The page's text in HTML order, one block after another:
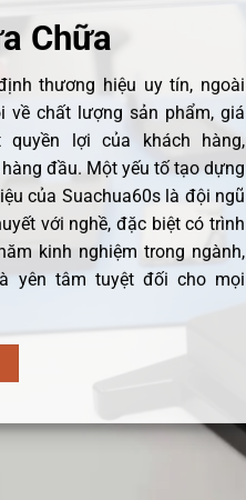
Chữa
thương hiệu uy tín, ngoài
về chất lượng sản phẩm, giá
lợi của khách hàng,
đầu. Một yếu tố tạo dựng
của Suachua60s là đội ngũ
với nghề, đặc biệt có trình
kinh nghiệm trong ngành,
yên tâm tuyệt đối cho mọi